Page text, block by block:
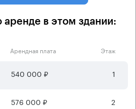
в этом здании:
Арендная плата Этаж
540 000 ₽ 1
576 000 ₽ 2